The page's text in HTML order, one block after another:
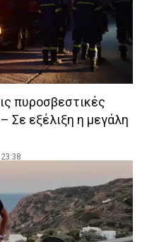
πυροσβεστικές
Σε εξέλιξη η μεγάλη